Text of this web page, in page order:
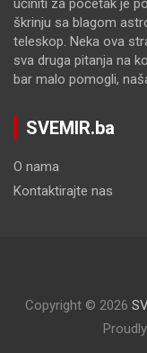
učiniti za početak je
škrinju sa blagom
teleskop. Neka ova
sva druga pitanja na
bar malo pomogli,
SVEMIR.ba
O nama
Kontaktirajte nas
Copyright © 2026